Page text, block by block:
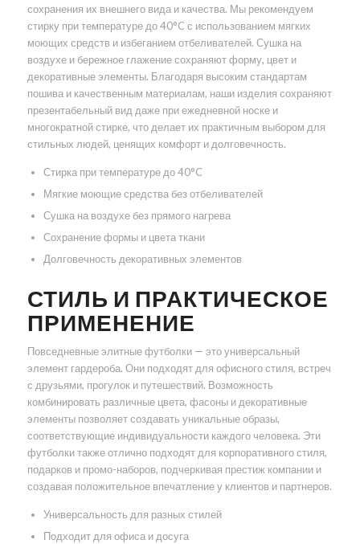
сохранения их внешнего вида и качества. Мы рекомендуем
стирку при температуре до 40°C с использованием мягких
моющих средств и избеганием отбеливателей. Сушка на
воздухе и бережное глажение сохраняют форму, цвет и
декоративные элементы. Благодаря высоким стандартам
пошива и качественным материалам, наши изделия сохраняют
презентабельный вид даже при ежедневной носке и
многократной стирке, что делает их практичным выбором для
стильных людей, ценящих комфорт и долговечность.
Стирка при температуре до 40°C
Мягкие моющие средства без отбеливателей
Сушка на воздухе без прямого нагрева
Сохранение формы и цвета ткани
Долговечность декоративных элементов
СТИЛЬ И ПРАКТИЧЕСКОЕ
ПРИМЕНЕНИЕ
Повседневные элитные футболки — это универсальный
элемент гардероба. Они подходят для офисного стиля, встреч
с друзьями, прогулок и путешествий. Возможность
комбинировать различные цвета, фасоны и декоративные
элементы позволяет создавать уникальные образы,
соответствующие индивидуальности каждого человека. Эти
футболки также отлично подходят для корпоративного стиля,
подарков и промо-наборов, подчеркивая престиж компании и
создавая положительное впечатление у клиентов и партнеров.
Универсальность для разных стилей
Подходит для офиса и досуга